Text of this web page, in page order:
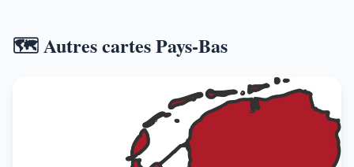
🗺️ Autres cartes Pays-Bas